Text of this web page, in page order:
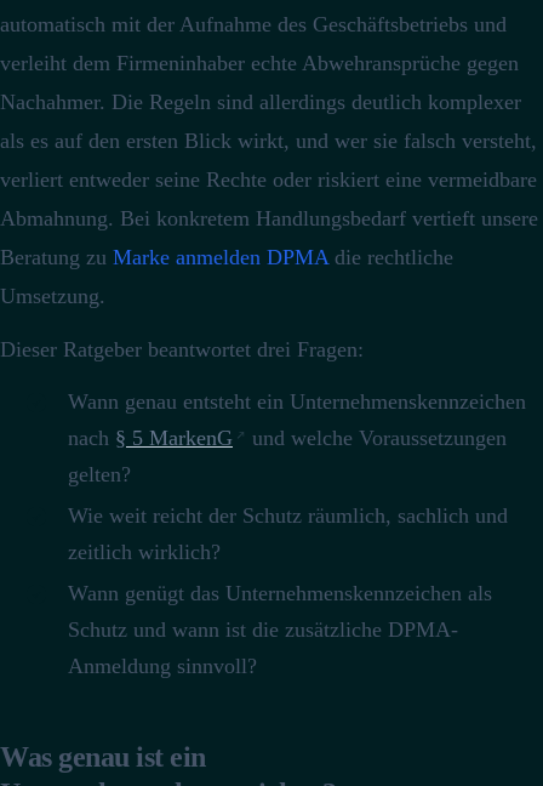
automatisch mit der Aufnahme des Geschäftsbetriebs und
verleiht dem Firmeninhaber echte Abwehransprüche gegen
Nachahmer. Die Regeln sind allerdings deutlich komplexer
als es auf den ersten Blick wirkt, und wer sie falsch versteht,
verliert entweder seine Rechte oder riskiert eine vermeidbare
Abmahnung. Bei konkretem Handlungsbedarf vertieft unsere
Beratung zu Marke anmelden DPMAdie rechtliche
Umsetzung.
Dieser Ratgeber beantwortet drei Fragen:
Wann genau entsteht ein Unternehmenskennzeichen
nach § 5 MarkenG
und welche Voraussetzungen
gelten?
Wie weit reicht der Schutz räumlich, sachlich und
zeitlich wirklich?
Wann genügt das Unternehmenskennzeichen als
Schutz und wann ist die zusätzliche DPMA-
Anmeldung sinnvoll?
Was genau ist ein